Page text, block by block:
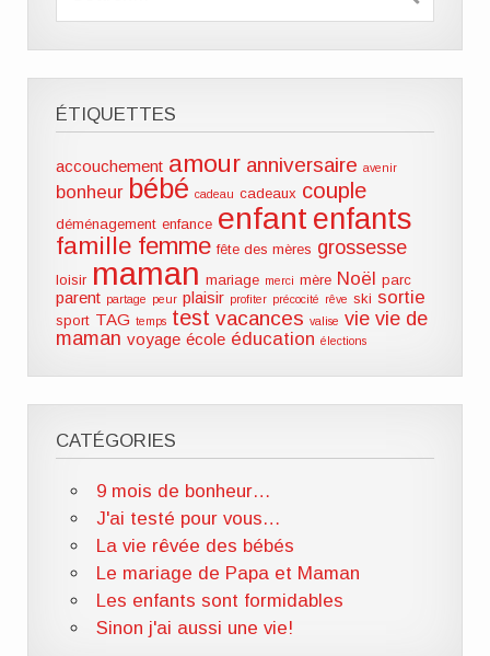
ÉTIQUETTES
accouchement amour anniversaire avenir
bonheur bébé cadeau cadeaux couple
déménagement enfance enfant enfants
famille femme fête des mères grossesse
loisir maman mariage merci mère Noël parc
parent partage peur plaisir profiter précocité rêve ski sortie
sport TAG temps test vacances valise vie vie de
maman voyage école éducation élections
CATÉGORIES
9 mois de bonheur…
J'ai testé pour vous…
La vie rêvée des bébés
Le mariage de Papa et Maman
Les enfants sont formidables
Sinon j'ai aussi une vie!